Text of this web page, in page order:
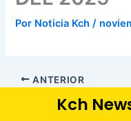
Por Noticia Kch/
ANTERIOR
Kch